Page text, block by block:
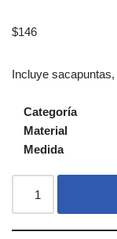
$146
Incluye
Categoría
Material
Medida